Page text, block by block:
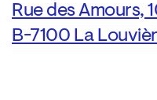
Rue des Amours,
B-7100 La